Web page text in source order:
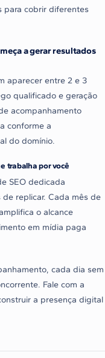
para cobrir diferentes
a gerar resultados
aparecer entre 2 e 3
qualificado e geração
acompanhamento
conforme a
do domínio.
trabalha por você
SEO dedicada
replicar. Cada mês de
o alcance
em mídia paga
cada dia sem
Fale com a
a presença digital